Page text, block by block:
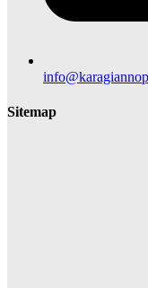
Sitemap